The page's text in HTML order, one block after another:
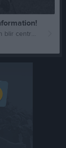
Välkommen till er nya gruppsida på laget.se! Den blir central i all kommunikation mellan aktiva, ledare, föräldrar och andra intresserade. För att komma igång direkt med en bra kommunikation i och omkring gruppen finns ett antal viktiga punkter för sidans administratör: • Logga in och lägga till alla aktiva och ledare under Medlemmar. • Fylla på kalendern med alla inplanerade aktiviteter. Matcher läggs till via Serier medan träningar och andra aktiviteter läggs till via Aktiviteter. • Skriv nyheter löpande och berätta om verksamheten. I takt med att nya nyheter läggs till kommer den här nyhetstexten att försvinna. Om någon i gruppen har frågor om laget.se är man alltid välkommen att kontakta vår support på support@laget.se eller 019-15 44 00. Varmt välkomna till laget.se!